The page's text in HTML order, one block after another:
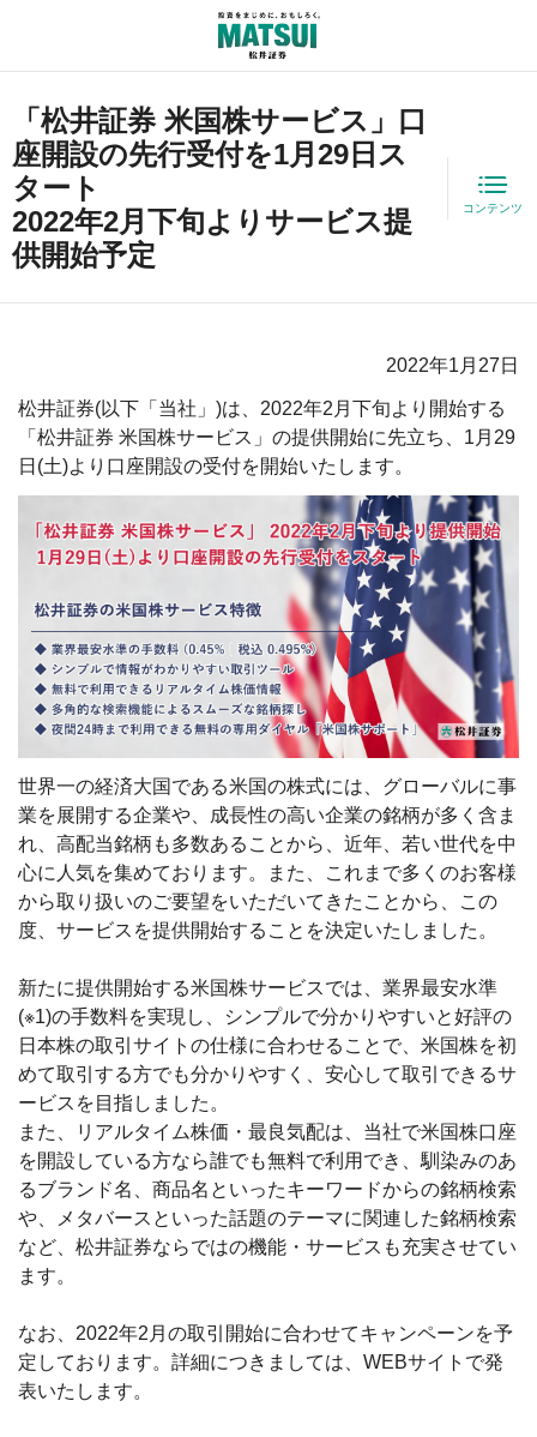
「松井証券 米国株サービス」口
座開設の先行受付を1月29日ス
タート
2022年2月下旬よりサービス提
供開始予定
コンテンツ
2022年1月27日
松井証券(以下「当社」)は、2022年2月下旬より開始する
「松井証券 米国株サービス」の提供開始に先立ち、1月29
日(土)より口座開設の受付を開始いたします。
世界一の経済大国である米国の株式には、グローバルに事
業を展開する企業や、成長性の高い企業の銘柄が多く含ま
れ、高配当銘柄も多数あることから、近年、若い世代を中
心に人気を集めております。また、これまで多くのお客様
から取り扱いのご要望をいただいてきたことから、この
度、サービスを提供開始することを決定いたしました。
新たに提供開始する米国株サービスでは、業界最安水準
(※1)の手数料を実現し、シンプルで分かりやすいと好評の
日本株の取引サイトの仕様に合わせることで、米国株を初
めて取引する方でも分かりやすく、安心して取引できるサ
ービスを目指しました。
また、リアルタイム株価・最良気配は、当社で米国株口座
を開設している方なら誰でも無料で利用でき、馴染みのあ
るブランド名、商品名といったキーワードからの銘柄検索
や、メタバースといった話題のテーマに関連した銘柄検索
など、松井証券ならではの機能・サービスも充実させてい
ます。
なお、2022年2月の取引開始に合わせてキャンペーンを予
定しております。詳細につきましては、WEBサイトで発
表いたします。